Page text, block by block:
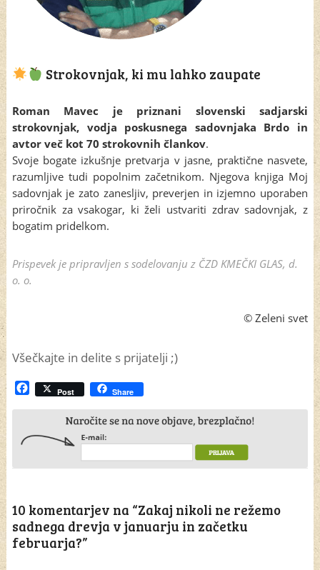
Strokovnjak, ki mu lahko zaupate
Roman Mavec je priznani slovenski sadjarski
strokovnjak, vodja poskusnega sadovnjaka Brdo in
avtor več kot 70 strokovnih člankov.
Svoje bogate izkušnje pretvarja v jasne, praktične nasvete,
razumljive tudi popolnim začetnikom. Njegova knjiga Moj
sadovnjak je zato zanesljiv, preverjen in izjemno uporaben
priročnik za vsakogar, ki želi ustvariti zdrav sadovnjak, z
bogatim pridelkom.
Prispevek je pripravljen s sodelovanju z ČZD KMEČKI GLAS, d.
o. o.
© Zeleni svet
Všečkajte in delite s prijatelji ;)
Facebook
Post Share
10 komentarjev na “Zakaj nikoli ne režemo
sadnega drevja v januarju in začetku
februarja?”